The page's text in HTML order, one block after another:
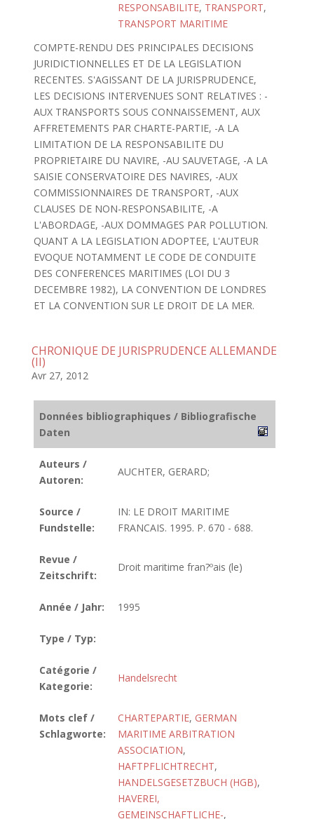
RESPONSABILITE, TRANSPORT,
TRANSPORT MARITIME
COMPTE-RENDU DES PRINCIPALES DECISIONS
JURIDICTIONNELLES ET DE LA LEGISLATION
RECENTES. S'AGISSANT DE LA JURISPRUDENCE,
LES DECISIONS INTERVENUES SONT RELATIVES : -
AUX TRANSPORTS SOUS CONNAISSEMENT, AUX
AFFRETEMENTS PAR CHARTE-PARTIE, -A LA
LIMITATION DE LA RESPONSABILITE DU
PROPRIETAIRE DU NAVIRE, -AU SAUVETAGE, -A LA
SAISIE CONSERVATOIRE DES NAVIRES, -AUX
COMMISSIONNAIRES DE TRANSPORT, -AUX
CLAUSES DE NON-RESPONSABILITE, -A
L'ABORDAGE, -AUX DOMMAGES PAR POLLUTION.
QUANT A LA LEGISLATION ADOPTEE, L'AUTEUR
EVOQUE NOTAMMENT LE CODE DE CONDUITE
DES CONFERENCES MARITIMES (LOI DU 3
DECEMBRE 1982), LA CONVENTION DE LONDRES
ET LA CONVENTION SUR LE DROIT DE LA MER.
CHRONIQUE DE JURISPRUDENCE ALLEMANDE
(II)
Avr 27, 2012
Données bibliographiques / Bibliografische
Daten
Auteurs /
Autoren:
AUCHTER, GERARD;
Source /
Fundstelle:
IN: LE DROIT MARITIME
FRANCAIS. 1995. P. 670 - 688.
Revue /
Zeitschrift:
Droit maritime fran?ºais (le)
Année / Jahr: 1995
Type / Typ:
Catégorie /
Kategorie:
Handelsrecht
Mots clef /
Schlagworte:
CHARTEPARTIE, GERMAN
MARITIME ARBITRATION
ASSOCIATION,
HAFTPFLICHTRECHT,
HANDELSGESETZBUCH (HGB),
HAVEREI,
GEMEINSCHAFTLICHE-,